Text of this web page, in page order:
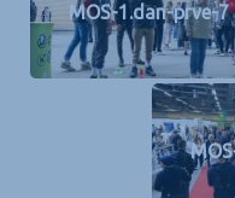
MOS-1.dan-prve-7